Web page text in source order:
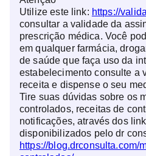
Utilize este link: https://
consultar a validade da
prescrição médica. Você
em qualquer farmácia,
de saúde que faça uso da
estabelecimento consulte a
receita e dispense o seu
Tire suas dúvidas sobre os
controlados, receitas de
notificações, através dos
disponibilizados pelo dr
https://blog.drconsulta.com/